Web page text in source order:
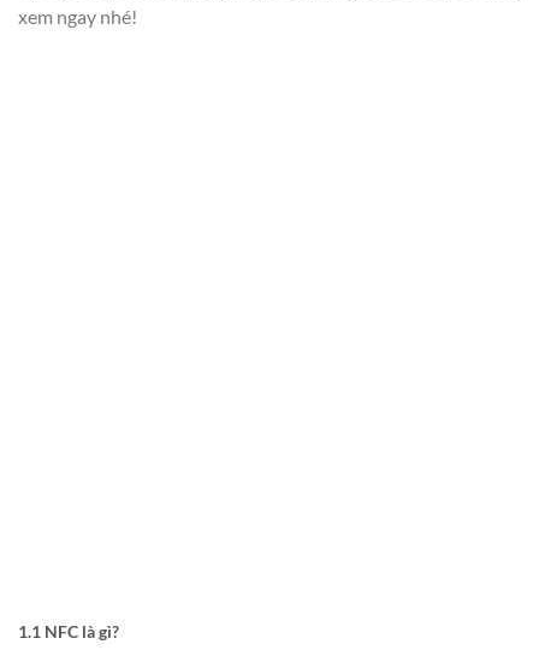
xem ngay nhé!
1.1 NFC là gì?